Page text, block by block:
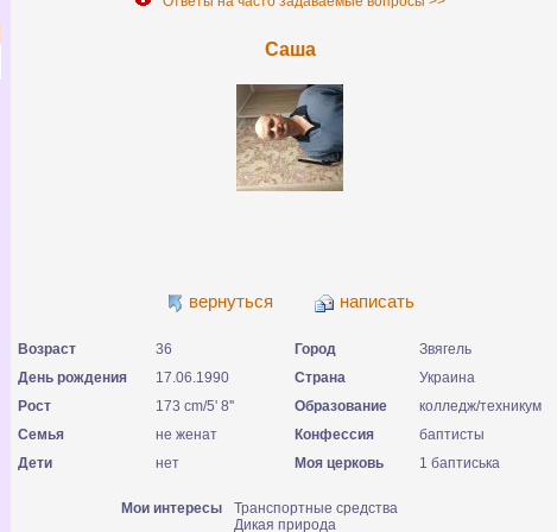
Саша
вернуться написать
Возраст 36 Город
Звягель
День рождения
17.06.1990 Страна
Украина
Рост
173 cm/5' 8'' Образование
колледж/техникум
Семья
не женат Конфессия
баптисты
Дети
нет Моя церковь 1 баптиська
Мои интересы
Транспортные средства
Дикая природа